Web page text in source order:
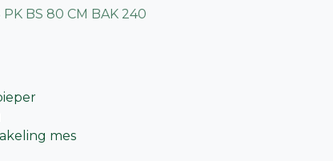
PK BS 80 CM BAK 240
mes